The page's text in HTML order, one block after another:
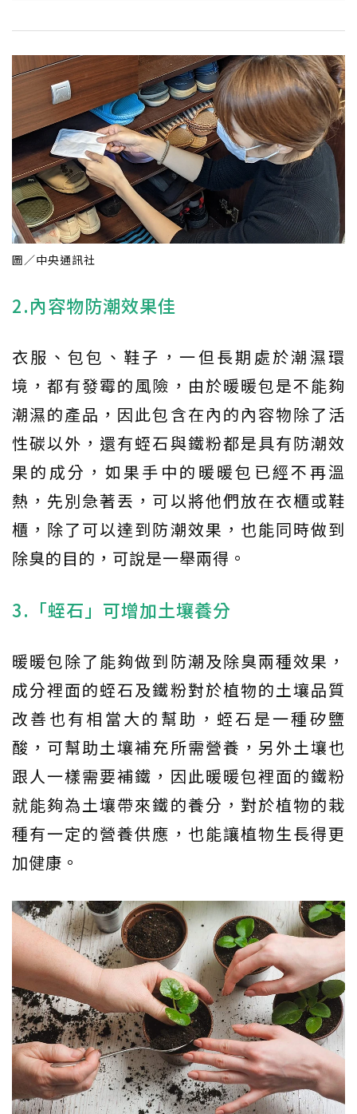
圖／中央通訊社
2.內容物防潮效果佳
衣服、包包、鞋子，一但長期處於潮濕環
境，都有發霉的風險，由於暖暖包是不能夠
潮濕的產品，因此包含在內的內容物除了活
性碳以外，還有蛭石與鐵粉都是具有防潮效
果的成分，如果手中的暖暖包已經不再溫
熱，先別急著丟，可以將他們放在衣櫃或鞋
櫃，除了可以達到防潮效果，也能同時做到
除臭的目的，可說是一舉兩得。
3.「蛭石」可增加土壤養分
暖暖包除了能夠做到防潮及除臭兩種效果，
成分裡面的蛭石及鐵粉對於植物的土壤品質
改善也有相當大的幫助，蛭石是一種矽鹽
酸，可幫助土壤補充所需營養，另外土壤也
跟人一樣需要補鐵，因此暖暖包裡面的鐵粉
就能夠為土壤帶來鐵的養分，對於植物的栽
種有一定的營養供應，也能讓植物生長得更
加健康。